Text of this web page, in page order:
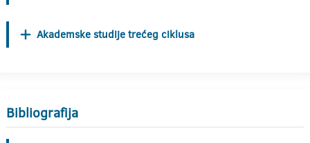
Akademske studije trećeg ciklusa
Bibliografija